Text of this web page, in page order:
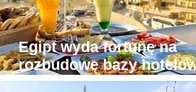
Egipt wyda fortunę na
rozbudowę bazy
wokół Piramid w Gizie